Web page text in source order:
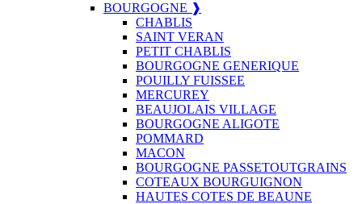
BOURGOGNE ❱
CHABLIS
SAINT VERAN
PETIT CHABLIS
BOURGOGNE GENERIQUE
POUILLY FUISSEE
MERCUREY
BEAUJOLAIS VILLAGE
BOURGOGNE ALIGOTE
POMMARD
MACON
BOURGOGNE PASSETOUTGRAINS
COTEAUX BOURGUIGNON
HAUTES COTES DE BEAUNE